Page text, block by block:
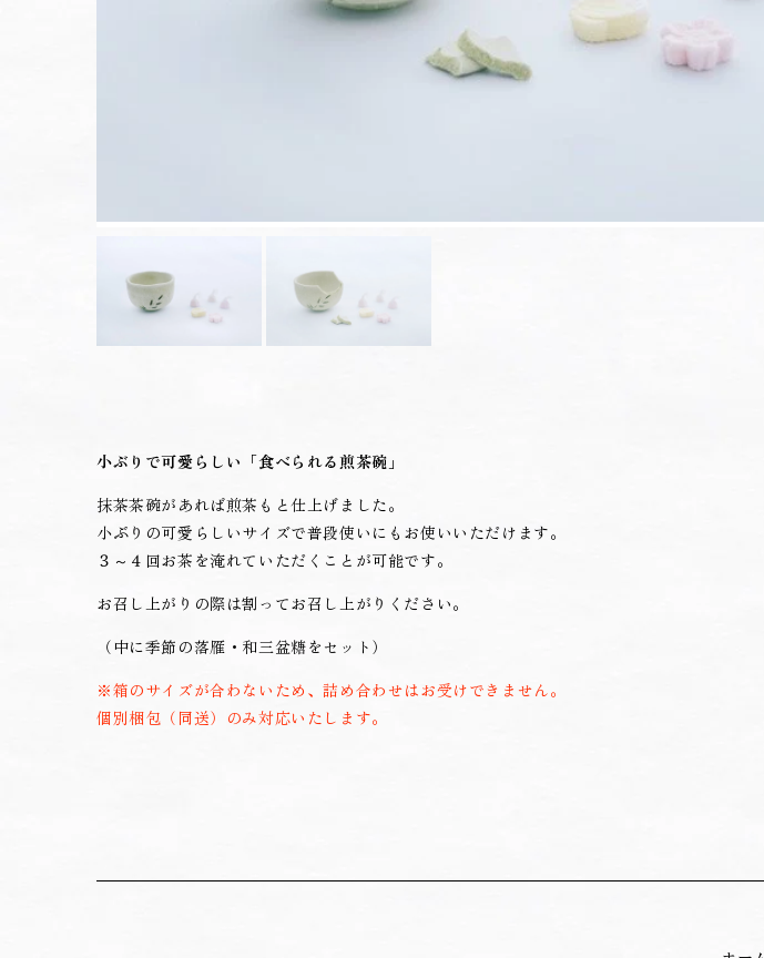
小ぶりで可愛らしい「食べられる煎茶碗」
抹茶茶碗があれば煎茶もと仕上げました。
小ぶりの可愛らしいサイズで普段使いにもお使いいただけます。
３～４回お茶を淹れていただくことが可能です。
お召し上がりの際は割ってお召し上がりください。
（中に季節の落雁・和三盆糖をセット）
※箱のサイズが合わないため、詰め合わせはお受けできません。
個別梱包（同送）のみ対応いたします。